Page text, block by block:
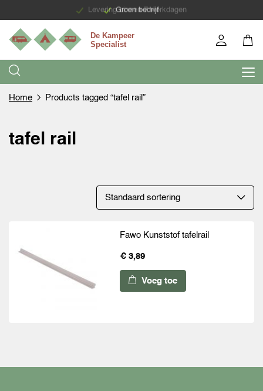
Groen bedrijf
Levering binnen 7 werkdagen
Home Products tagged “tafel rail”
tafel rail
Fawo Kunststof tafelrail
€ 3,89
Voeg toe